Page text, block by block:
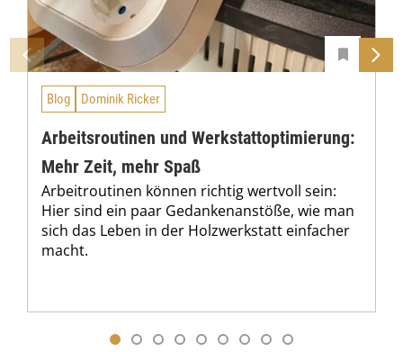
Blog Dominik Ricker
Arbeitsroutinen und Werkstattoptimierung:
Mehr Zeit, mehr Spaß
Arbeitroutinen können richtig wertvoll sein:
Hier sind ein paar Gedankenanstöße, wie man
sich das Leben in der Holzwerkstatt einfacher
macht.